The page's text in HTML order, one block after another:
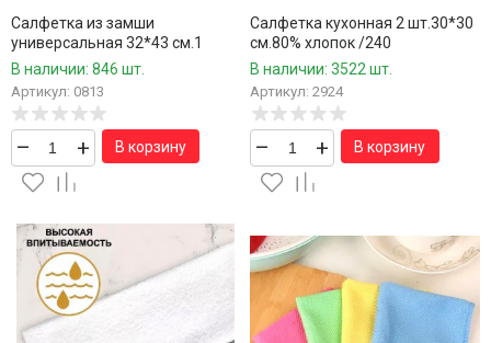
Салфетка из замши
универсальная 32*43 см.1
шт./140 шт.коробка/
В наличии: 846 шт.
Артикул: 0813
– + В корзину
Салфетка кухонная 2 шт.30*30
см.80% хлопок /240
шт.коробка/
В наличии: 3522 шт.
Артикул: 2924
– + В корзину